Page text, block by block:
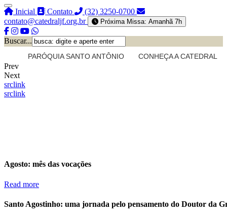
Inicial Contato
(32) 3250-0700
contato@catedraljf.org.br
Próxima Missa: Amanhã 7h
Buscar...
PARÓQUIA SANTO ANTÔNIO CONHEÇA A CATEDRAL
Prev
Next
srclink
srclink
Agosto: mês das vocações
Read more
Santo Agostinho: uma jornada pelo pensamento do Doutor da